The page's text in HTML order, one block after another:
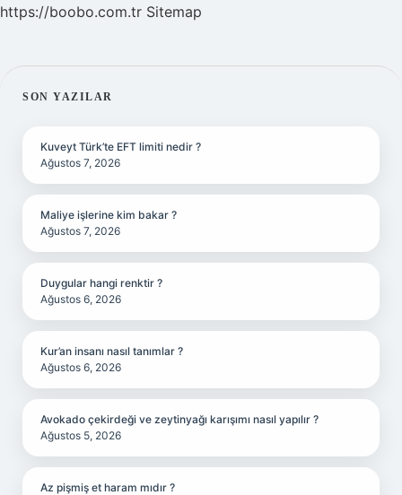
https://boobo.com.tr Sitemap
SIDEBAR
SON YAZILAR
Kuveyt Türk’te EFT limiti nedir ?
Ağustos 7, 2026
Maliye işlerine kim bakar ?
Ağustos 7, 2026
Duygular hangi renktir ?
Ağustos 6, 2026
Kur’an insanı nasıl tanımlar ?
Ağustos 6, 2026
Avokado çekirdeği ve zeytinyağı karışımı nasıl yapılır ?
Ağustos 5, 2026
Az pişmiş et haram mıdır ?